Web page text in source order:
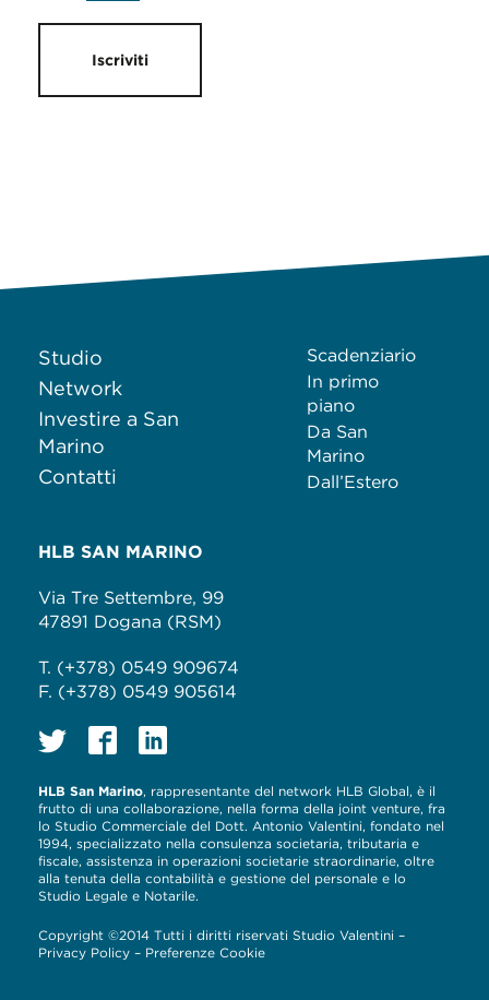
Iscriviti
Studio
Network
Investire a San
Marino
Contatti
Scadenziario
In primo
piano
Da San
Marino
Dall’Estero
HLB SAN MARINO
Via Tre Settembre, 99
47891 Dogana (RSM)
T. (+378) 0549 909674
F. (+378) 0549 905614
HLB San Marino, rappresentante del network HLB Global, è il
frutto di una collaborazione, nella forma della joint venture, fra
lo Studio Commerciale del Dott. Antonio Valentini, fondato nel
1994, specializzato nella consulenza societaria, tributaria e
fiscale, assistenza in operazioni societarie straordinarie, oltre
alla tenuta della contabilità e gestione del personale e lo
Studio Legale e Notarile.
Copyright ©2014 Tutti i diritti riservati Studio Valentini –
Privacy Policy – Preferenze Cookie